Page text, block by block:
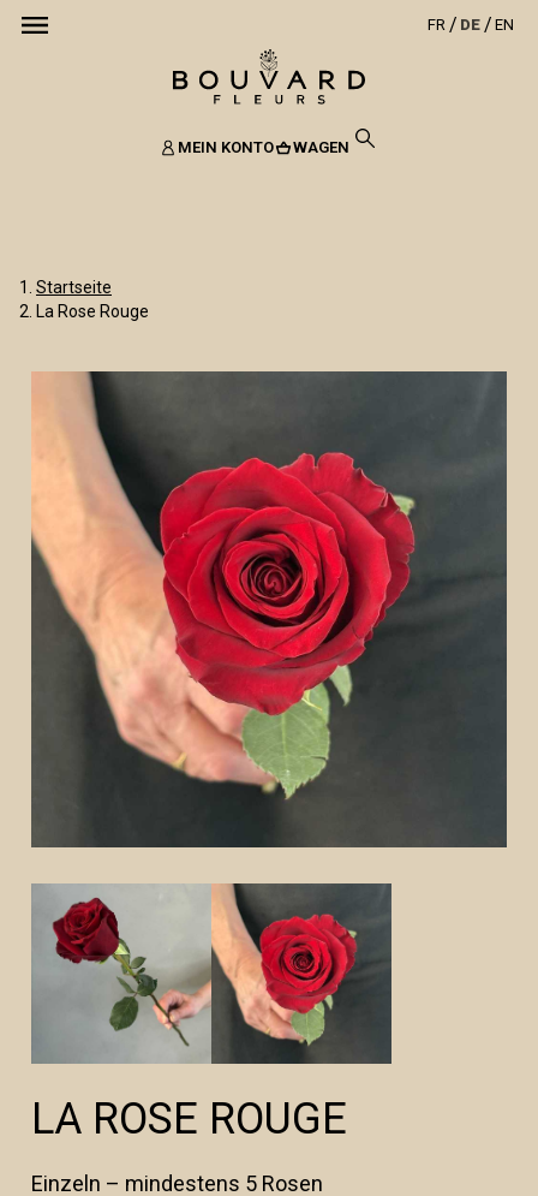
FR DE EN
MEIN KONTO WAGEN
Startseite
La Rose Rouge
LA ROSE ROUGE
Einzeln – mindestens 5 Rosen